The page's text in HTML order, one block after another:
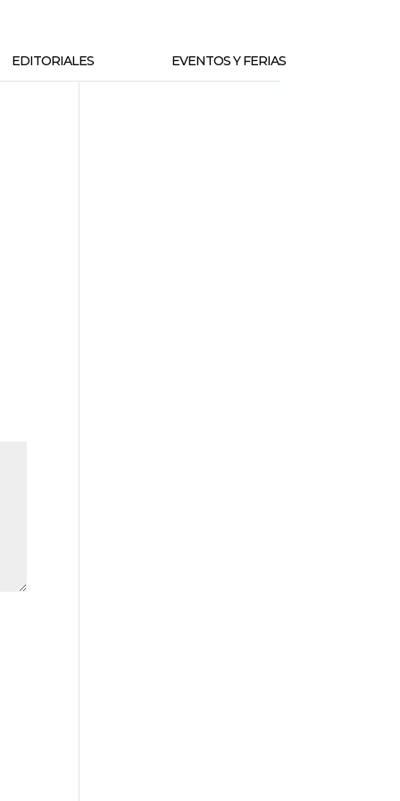
EDITORIALES EVENTOS Y FERIAS